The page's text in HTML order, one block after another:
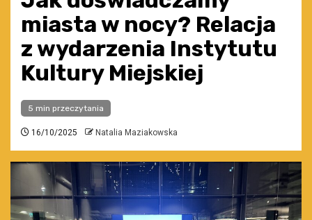
miasta w nocy? Relacja
z wydarzenia Instytutu
Kultury Miejskiej
5 min przeczytania
16/10/2025 Natalia Maziakowska